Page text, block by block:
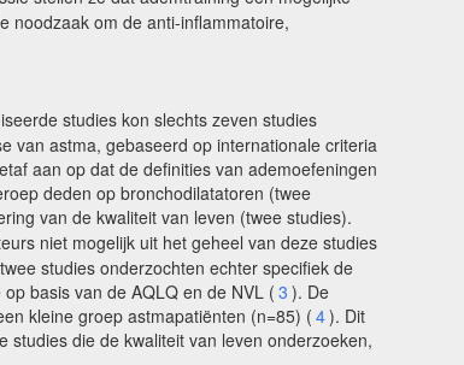
noodzaak om de anti-inflammatoire,
studies kon slechts zeven studies
van astma, gebaseerd op internationale criteria
aan op dat de definities van ademoefeningen
deden op bronchodilatatoren (twee
van de kwaliteit van leven (twee studies).
niet mogelijk uit het geheel van deze studies
studies onderzochten echter specifiek de
basis van de AQLQ en de NVL (3 ). De
kleine groep astmapatiënten (n=85) ( 4). Dit
studies die de kwaliteit van leven onderzoeken,